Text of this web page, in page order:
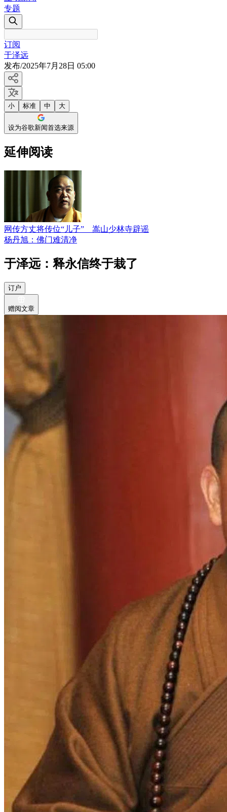
专题
订阅
于泽远
发布/2025年7月28日 05:00
小 标准 中 大
设为谷歌新闻首选来源
延伸阅读
网传方丈将传位“儿子” 嵩山少林寺辟谣
杨丹旭：佛门难清净
于泽远：释永信终于栽了
订户
赠阅文章